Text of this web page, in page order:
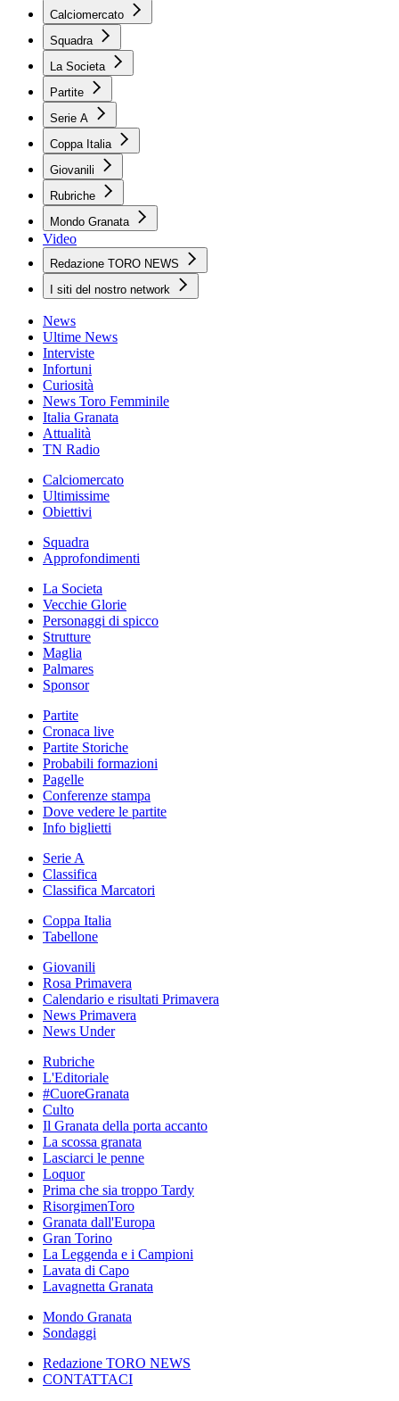
Calciomercato
Squadra
La Societa
Partite
Serie A
Coppa Italia
Giovanili
Rubriche
Mondo Granata
Video
Redazione TORO NEWS
I siti del nostro network
News
Ultime News
Interviste
Infortuni
Curiosità
News Toro Femminile
Italia Granata
Attualità
TN Radio
Calciomercato
Ultimissime
Obiettivi
Squadra
Approfondimenti
La Societa
Vecchie Glorie
Personaggi di spicco
Strutture
Maglia
Palmares
Sponsor
Partite
Cronaca live
Partite Storiche
Probabili formazioni
Pagelle
Conferenze stampa
Dove vedere le partite
Info biglietti
Serie A
Classifica
Classifica Marcatori
Coppa Italia
Tabellone
Giovanili
Rosa Primavera
Calendario e risultati Primavera
News Primavera
News Under
Rubriche
L'Editoriale
#CuoreGranata
Culto
Il Granata della porta accanto
La scossa granata
Lasciarci le penne
Loquor
Prima che sia troppo Tardy
RisorgimenToro
Granata dall'Europa
Gran Torino
La Leggenda e i Campioni
Lavata di Capo
Lavagnetta Granata
Mondo Granata
Sondaggi
Redazione TORO NEWS
CONTATTACI